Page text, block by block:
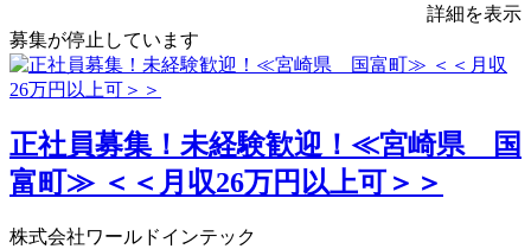
詳細を表示
募集が停止しています
正社員募集！未経験歓迎！≪宮崎県 国
富町≫ ＜＜月収26万円以上可＞＞
株式会社ワールドインテック